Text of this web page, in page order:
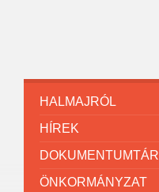
HALMAJRÓL
HÍREK
DOKUMENTUMTÁR
ÖNKORMÁNYZAT